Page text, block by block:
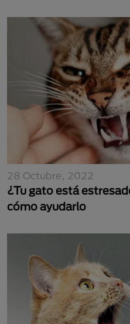
28 Octubre, 2022
¿Tu gato está
cómo ayudarlo